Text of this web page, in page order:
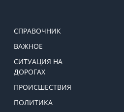
СПРАВОЧНИК
ВАЖНОЕ
СИТУАЦИЯ НА
ДОРОГАХ
ПРОИСШЕСТВИЯ
ПОЛИТИКА